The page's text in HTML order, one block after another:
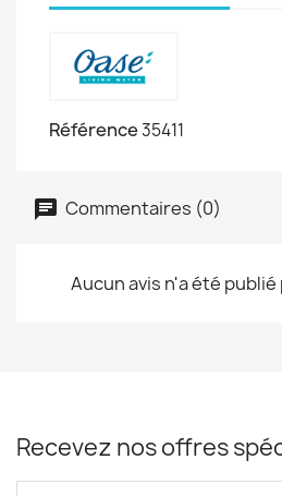
Référence35411
Commentaires (0)
Aucun avis n'a été
Recevez nos offres